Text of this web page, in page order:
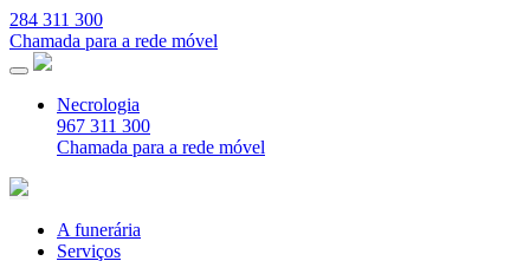
284 311 300
Chamada para a rede móvel
Necrologia
967 311 300
Chamada para a rede móvel
A funerária
Serviços